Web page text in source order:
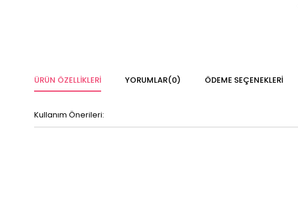
ÜRÜN ÖZELLIKLERI YORUMLAR(0) ÖDEME SEÇENEKLERI
Kullanım Önerileri: